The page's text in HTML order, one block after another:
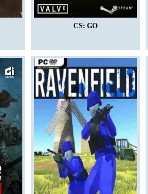
CS: GO